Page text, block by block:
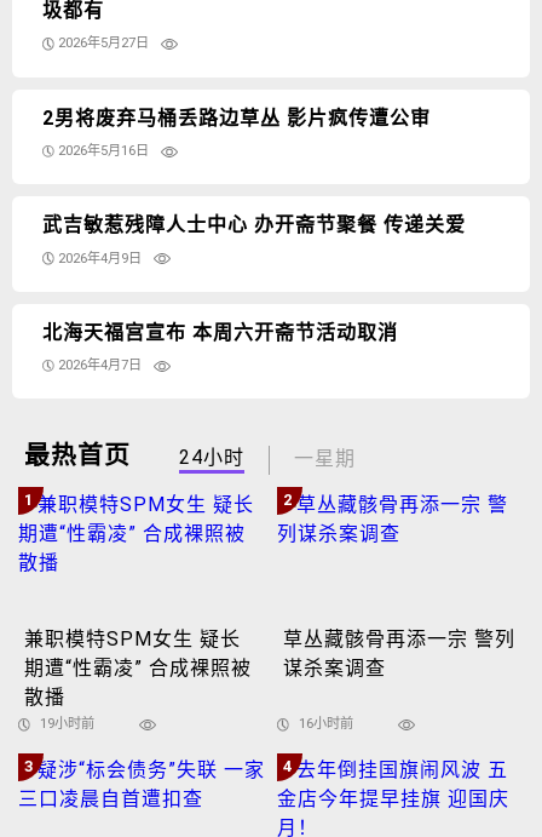
圾都有
2026年5月27日
2男将废弃马桶丢路边草丛 影片疯传遭公审
2026年5月16日
武吉敏惹残障人士中心 办开斋节聚餐 传递关爱
2026年4月9日
北海天福宫宣布 本周六开斋节活动取消
2026年4月7日
最热首页 24小时 一星期
1
兼职模特SPM女生 疑长
期遭“性霸凌” 合成裸照被
散播
19小时前
2
草丛藏骸骨再添一宗 警列
谋杀案调查
16小时前
3 4